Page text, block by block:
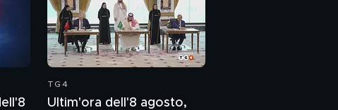
TG4
Ultim'ora dell'8 agosto,